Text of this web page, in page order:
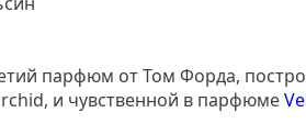
парфюм от Том Форда,
и чувственной в парфюме